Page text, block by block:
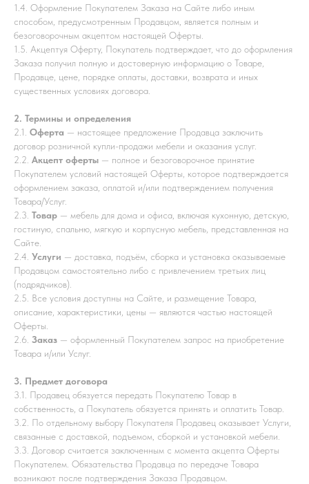
1.4. Оформление Покупателем Заказа на Сайте либо иным
способом, предусмотренным Продавцом, является полным и
безоговорочным акцептом настоящей Оферты.
1.5. Акцептуя Оферту, Покупатель подтверждает, что до оформления
Заказа получил полную и достоверную информацию о Товаре,
Продавце, цене, порядке оплаты, доставки, возврата и иных
существенных условиях договора.
2. Термины и определения
2.1. Оферта — настоящее предложение Продавца заключить
договор розничной купли-продажи мебели и оказания услуг.
2.2. Акцепт оферты — полное и безоговорочное принятие
Покупателем условий настоящей Оферты, которое подтверждается
оформлением заказа, оплатой и/или подтверждением получения
Товара/Услуг.
2.3. Товар — мебель для дома и офиса, включая кухонную, детскую,
гостиную, спальню, мягкую и корпусную мебель, представленная на
Сайте.
2.4. Услуги — доставка, подъём, сборка и установка оказываемые
Продавцом самостоятельно либо с привлечением третьих лиц
(подрядчиков).
2.5. Все условия доступны на Сайте, и размещение Товара,
описание, характеристики, цены — являются частью настоящей
Оферты.
2.6. Заказ — оформленный Покупателем запрос на приобретение
Товара и/или Услуг.
3. Предмет договора
3.1. Продавец обязуется передать Покупателю Товар в
собственность, а Покупатель обязуется принять и оплатить Товар.
3.2. По отдельному выбору Покупателя Продавец оказывает Услуги,
связанные с доставкой, подъемом, сборкой и установкой мебели.
3.3. Договор считается заключенным с момента акцепта Оферты
Покупателем. Обязательства Продавца по передаче Товара
возникают после подтверждения Заказа Продавцом.